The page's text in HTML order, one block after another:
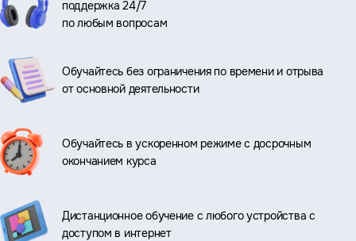
поддержка 24/7
по любым вопросам
Обучайтесь без ограничения по времени и отрыва
от основной деятельности
Обучайтесь в ускоренном режиме с досрочным
окончанием курса
Дистанционное обучение с любого устройства с
доступом в интернет